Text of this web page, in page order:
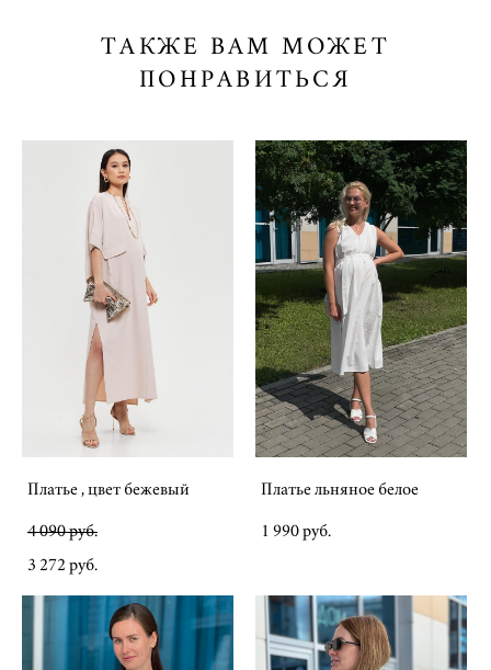
ТАКЖЕ ВАМ МОЖЕТ
ПОНРАВИТЬСЯ
Платье , цвет бежевый
4 090 pуб.
3 272 pуб.
Платье льняное белое
1 990 pуб.